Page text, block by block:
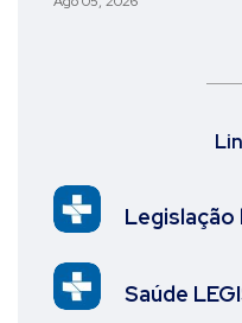
Legislação
Saúde